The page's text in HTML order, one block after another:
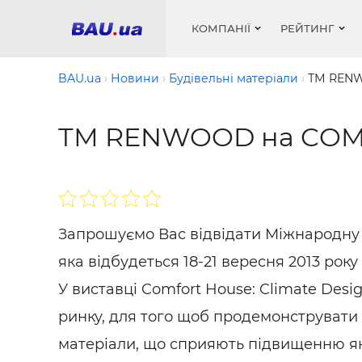
КОМПАНІЇ
Вікна
РЕЙТИНГ
Вікна і
Труби,
Фарби,
BAU.ua Новини Будівельні матеріали ТМ
ТМ RENWOOD на
Запрошуємо Вас відвідати Міжнародну
яка відбудеться 18-21 вересня 2013
У виставці Comfort House: Climate
ринку, для того щоб продемонструвати
матеріали, що сприяють підвищенню